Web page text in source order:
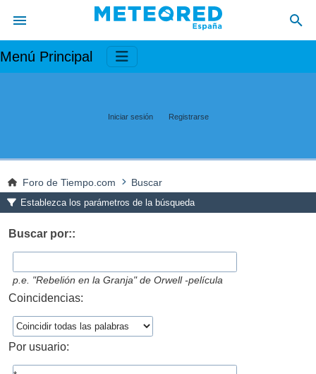
Menú Principal
Iniciar sesión Registrarse
Foro de Tiempo.com Buscar
Establezca los parámetros de la búsqueda
Buscar por::
p.e. "Rebelión en la Granja" de Orwell -película
Coincidencias:
Por usuario: